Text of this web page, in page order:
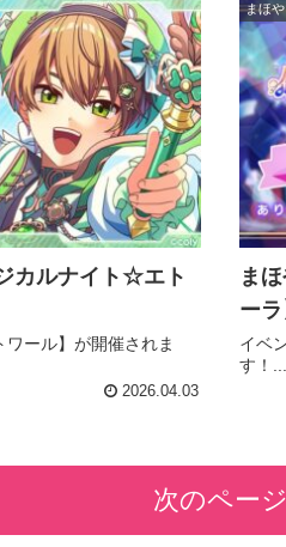
カルナイト☆エト
ール】が開催されま
2026.04.03
まほ
ま
ー
イベ
す！...
次のページ